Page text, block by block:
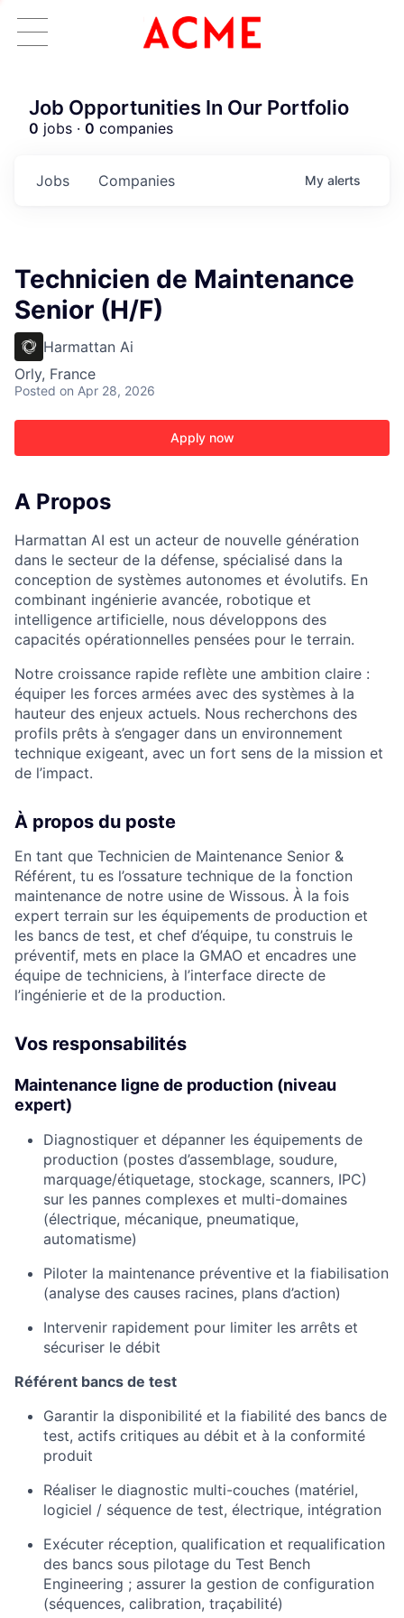
ACME Homepage
Job Opportunities In Our Portfolio
0 jobs · 0 companies
Jobs Companies My alerts
Technicien de Maintenance
Senior (H/F)
Harmattan Ai
Orly, France
Posted on Apr 28, 2026
Apply now
A Propos
Harmattan AI est un acteur de nouvelle génération
dans le secteur de la défense, spécialisé dans la
conception de systèmes autonomes et évolutifs. En
combinant ingénierie avancée, robotique et
intelligence artificielle, nous développons des
capacités opérationnelles pensées pour le terrain.
Notre croissance rapide reflète une ambition claire :
équiper les forces armées avec des systèmes à la
hauteur des enjeux actuels. Nous recherchons des
profils prêts à s’engager dans un environnement
technique exigeant, avec un fort sens de la mission et
de l’impact.
À propos du poste
En tant que Technicien de Maintenance Senior &
Référent, tu es l’ossature technique de la fonction
maintenance de notre usine de Wissous. À la fois
expert terrain sur les équipements de production et
les bancs de test, et chef d’équipe, tu construis le
préventif, mets en place la GMAO et encadres une
équipe de techniciens, à l’interface directe de
l’ingénierie et de la production.
Vos responsabilités
Maintenance ligne de production (niveau
expert)
Diagnostiquer et dépanner les équipements de
production (postes d’assemblage, soudure,
marquage/étiquetage, stockage, scanners, IPC)
sur les pannes complexes et multi-domaines
(électrique, mécanique, pneumatique,
automatisme)
Piloter la maintenance préventive et la fiabilisation
(analyse des causes racines, plans d’action)
Intervenir rapidement pour limiter les arrêts et
sécuriser le débit
Référent bancs de test
Garantir la disponibilité et la fiabilité des bancs de
test, actifs critiques au débit et à la conformité
produit
Réaliser le diagnostic multi-couches (matériel,
logiciel / séquence de test, électrique, intégration
Exécuter réception, qualification et requalification
des bancs sous pilotage du Test Bench
Engineering ; assurer la gestion de configuration
(séquences, calibration, traçabilité)